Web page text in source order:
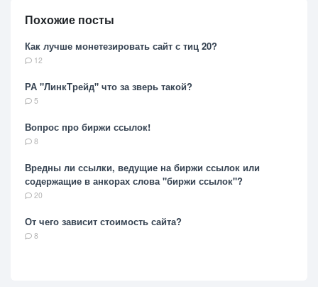
Похожие посты
Как лучше монетезировать сайт с тиц 20?
12
РА "ЛинкТрейд" что за зверь такой?
5
Вопрос про биржи ссылок!
8
Вредны ли ссылки, ведущие на биржи ссылок или
содержащие в анкорах слова "биржи ссылок"?
20
От чего зависит стоимость сайта?
8